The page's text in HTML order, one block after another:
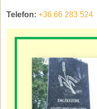
Telefon: +36 66 283 524